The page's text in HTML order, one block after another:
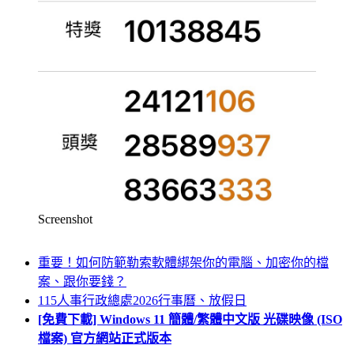
Screenshot
重要！如何防範勒索軟體綁架你的電腦、加密你的檔
案、跟你要錢？
115人事行政總處2026行事曆、放假日
[免費下載] Windows 11 簡體/繁體中文版 光碟映像 (ISO
檔案) 官方網站正式版本